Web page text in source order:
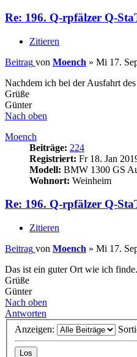
Re: 196. Q-rpfälzer Q-
Zitieren
Beitrag von Moench » Mi 17.
Nachdem ich bei der Ausfahrt
Grüße
Günter
Nach oben
Moench
Beiträge: 224
Registriert: Fr 18. Jan
Modell: BMW 1300 GS
Wohnort: Weinheim
Re: 196. Q-rpfälzer Q-
Zitieren
Beitrag von Moench » Mi 17.
Das ist ein guter Ort wie ich
Grüße
Günter
Nach oben
Antworten
Anzeigen: